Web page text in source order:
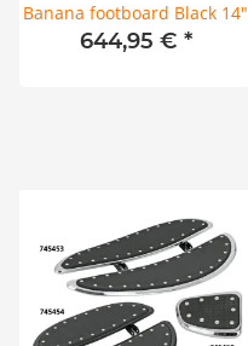
Banana footboard Black 14"
644,95 € *